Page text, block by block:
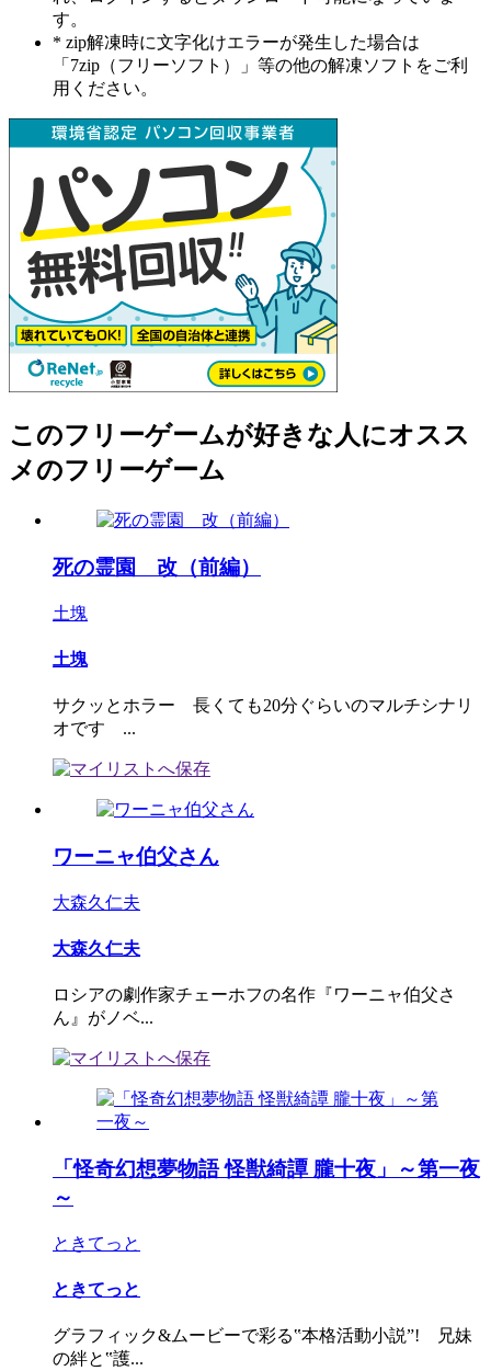
す。
* zip解凍時に文字化けエラーが発生した場合は
「7zip（フリーソフト）」等の他の解凍ソフトをご利
用ください。
このフリーゲームが好きな人にオスス
メのフリーゲーム
死の霊園 改（前編）
土塊
土塊
サクッとホラー 長くても20分ぐらいのマルチシナリ
オです ...
ワーニャ伯父さん
大森久仁夫
大森久仁夫
ロシアの劇作家チェーホフの名作『ワーニャ伯父さ
ん』がノベ...
「怪奇幻想夢物語 怪獣綺譚 朧十夜」～第一夜
～
ときてっと
ときてっと
グラフィック&ムービーで彩る‟本格活動小説”! 兄妹
の絆と‟護...